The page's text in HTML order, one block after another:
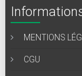
MENTIONS
CGU